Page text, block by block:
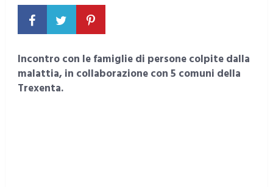
Incontro con le famiglie di persone colpite dalla
malattia, in collaborazione con 5 comuni della
Trexenta.